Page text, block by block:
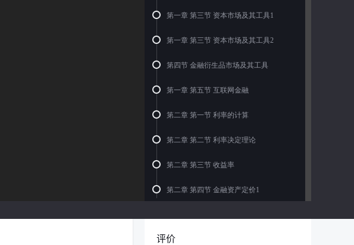
第一章 第三节 资本市场及其工具1
第一章 第三节 资本市场及其工具2
第四节 金融衍生品市场及其工具
第一章 第五节 互联网金融
第二章 第一节 利率的计算
第二章 第二节 利率决定理论
第二章 第三节 收益率
第二章 第四节 金融资产定价1
第二章 第五节 我国的利率市场化
评价